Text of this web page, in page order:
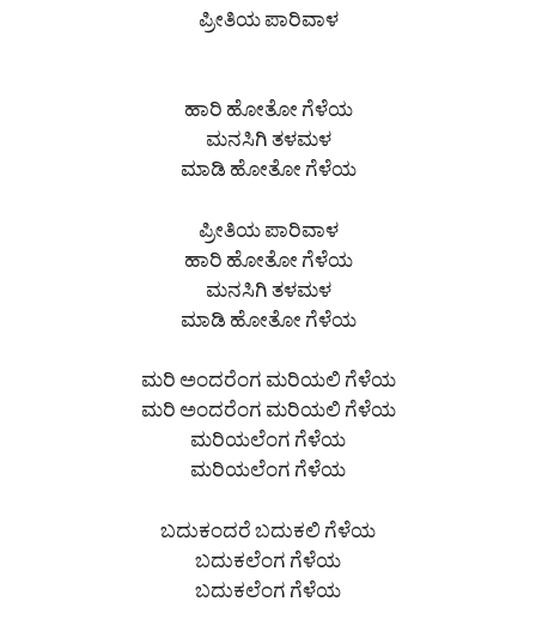
ಪ್ರೀತಿಯ ಪಾರಿವಾಳ
ಹಾರಿ ಹೋತೋ ಗೆಳೆಯ
ಮನಸಿಗಿ ತಳಮಳ
ಮಾಡಿ ಹೋತೋ ಗೆಳೆಯ
ಪ್ರೀತಿಯ ಪಾರಿವಾಳ
ಹಾರಿ ಹೋತೋ ಗೆಳೆಯ
ಮನಸಿಗಿ ತಳಮಳ
ಮಾಡಿ ಹೋತೋ ಗೆಳೆಯ
ಮರಿ ಅಂದರೆಂಗ ಮರಿಯಲಿ ಗೆಳೆಯ
ಮರಿ ಅಂದರೆಂಗ ಮರಿಯಲಿ ಗೆಳೆಯ
ಮರಿಯಲೆಂಗ ಗೆಳೆಯ
ಮರಿಯಲೆಂಗ ಗೆಳೆಯ
ಬದುಕಂದರೆ ಬದುಕಲಿ ಗೆಳೆಯ
ಬದುಕಲೆಂಗ ಗೆಳೆಯ
ಬದುಕಲೆಂಗ ಗೆಳೆಯ